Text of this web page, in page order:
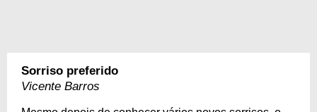
Sorriso preferido
Vicente Barros